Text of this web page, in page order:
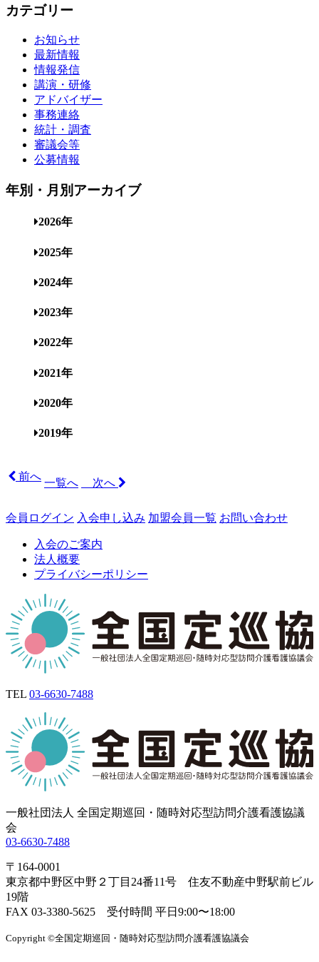
カテゴリー
お知らせ
最新情報
情報発信
講演・研修
アドバイザー
事務連絡
統計・調査
審議会等
公募情報
年別・月別アーカイブ
2026年
2025年
2024年
2023年
2022年
2021年
2020年
2019年
前へ
一覧へ 次へ
会員ログイン 入会申し込み 加盟会員一覧 お問い合わせ
入会のご案内
法人概要
プライバシーポリシー
TEL 03-6630-7488
一般社団法人 全国定期巡回・随時対応型訪問介護看護協議
会
03-6630-7488
〒164-0001
東京都中野区中野２丁目24番11号 住友不動産中野駅前ビル
19階
FAX 03-3380-5625 受付時間 平日9:00〜18:00
Copyright ©全国定期巡回・随時対応型訪問介護看護協議会